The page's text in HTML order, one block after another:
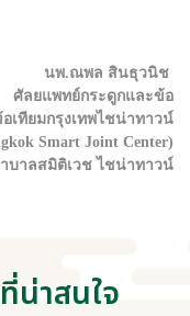
นพ.ณพล สินธุวนิช
ศัลยแพทย์กระดูกและข้อ
เทียมกรุงเทพไชน่าทาวน์
Smart Joint Center)
าบาลสมิติเวช ไชน่าทาวน์
น่าสนใจ